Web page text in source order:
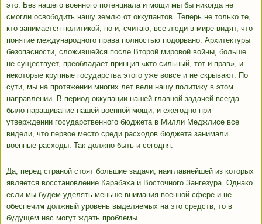
это. Без нашего военного потенциала и мощи мы бы никогда не
смогли освободить нашу землю от оккупантов. Теперь не только те,
кто занимается политикой, но и, считаю, все люди в мире видят, что
понятие международного права полностью подорвано. Архитектуры
безопасности, сложившейся после Второй мировой войны, больше
не существует, преобладает принцип «кто сильный, тот и прав», и
некоторые крупные государства этого уже вовсе и не скрывают. По
сути, мы на протяжении многих лет вели нашу политику в этом
направлении. В период оккупации нашей главной задачей всегда
было наращивание нашей военной мощи, и ежегодно при
утверждении государственного бюджета в Милли Меджлисе все
видели, что первое место среди расходов бюджета занимали
военные расходы. Так должно быть и сегодня.
Да, перед страной стоят большие задачи, наиглавнейшей из которых
является восстановление Карабаха и Восточного Зангезура. Однако
если мы будем уделять меньше внимания военной сфере и не
обеспечим должный уровень выделяемых на это средств, то в
будущем нас могут ждать проблемы.